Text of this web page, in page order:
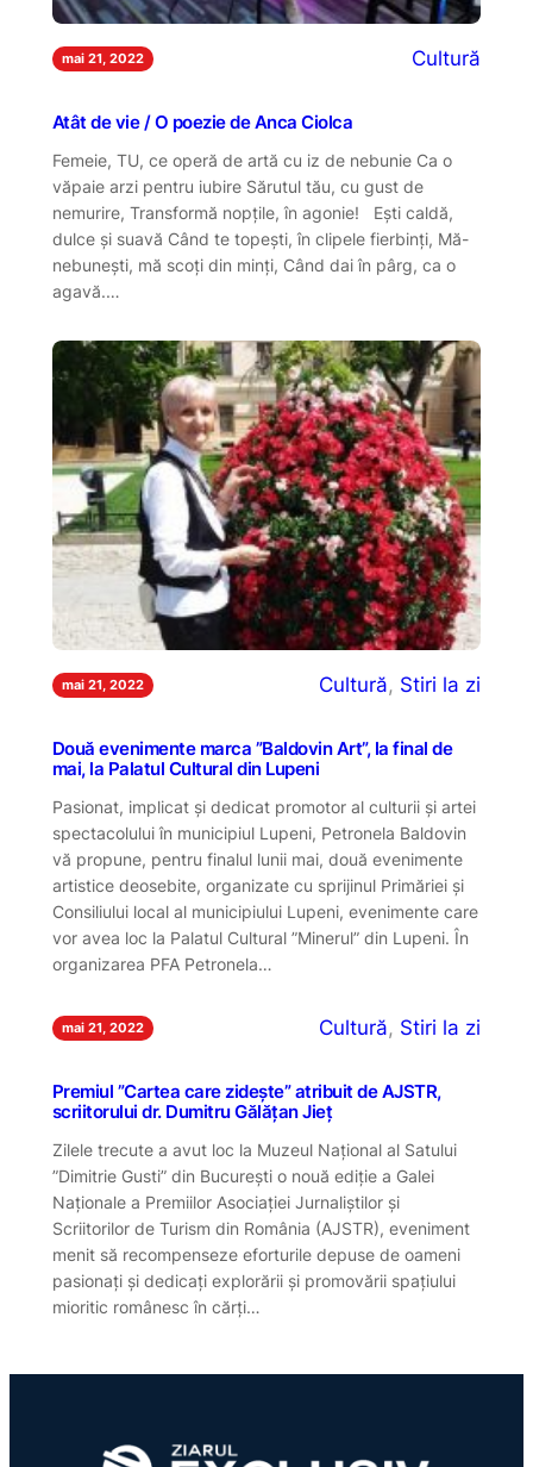
mai 21, 2022 Cultură
Atât de vie / O poezie de Anca Ciolca
Femeie, TU, ce operă de artă cu iz de nebunie Ca o
văpaie arzi pentru iubire Sărutul tău, cu gust de
nemurire, Transformă nopțile, în agonie! Ești caldă,
dulce și suavă Când te topești, în clipele fierbinți, Mă-
nebunești, mă scoți din minți, Când dai în pârg, ca o
agavă.…
mai 21, 2022 Cultură, Stiri la zi
Două evenimente marca ”Baldovin Art”, la final de
mai, la Palatul Cultural din Lupeni
Pasionat, implicat și dedicat promotor al culturii și artei
spectacolului în municipiul Lupeni, Petronela Baldovin
vă propune, pentru finalul lunii mai, două evenimente
artistice deosebite, organizate cu sprijinul Primăriei și
Consiliului local al municipiului Lupeni, evenimente care
vor avea loc la Palatul Cultural ”Minerul” din Lupeni. În
organizarea PFA Petronela…
mai 21, 2022 Cultură, Stiri la zi
Premiul ”Cartea care zidește” atribuit de AJSTR,
scriitorului dr. Dumitru Gălățan Jieț
Zilele trecute a avut loc la Muzeul Național al Satului
”Dimitrie Gusti” din București o nouă ediție a Galei
Naționale a Premiilor Asociației Jurnaliștilor și
Scriitorilor de Turism din România (AJSTR), eveniment
menit să recompenseze eforturile depuse de oameni
pasionați și dedicați explorării și promovării spațiului
mioritic românesc în cărți…